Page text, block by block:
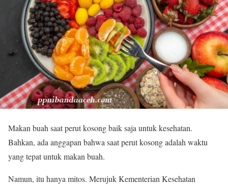
Makan buah saat perut kosong baik saja untuk kesehatan.
Bahkan, ada anggapan bahwa saat perut kosong adalah waktu
yang tepat untuk makan buah.
Namun, itu hanya mitos. Merujuk Kementerian Kesehatan